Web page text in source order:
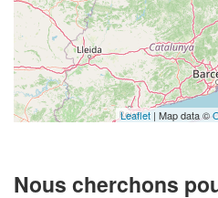
Leaflet | Map data ©
Nous cherchons